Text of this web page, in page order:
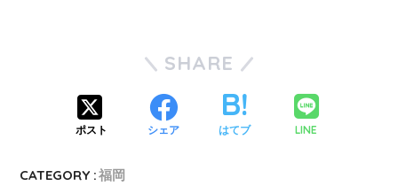
SHARE
ポスト シェア はてブ LINE
CATEGORY :福岡